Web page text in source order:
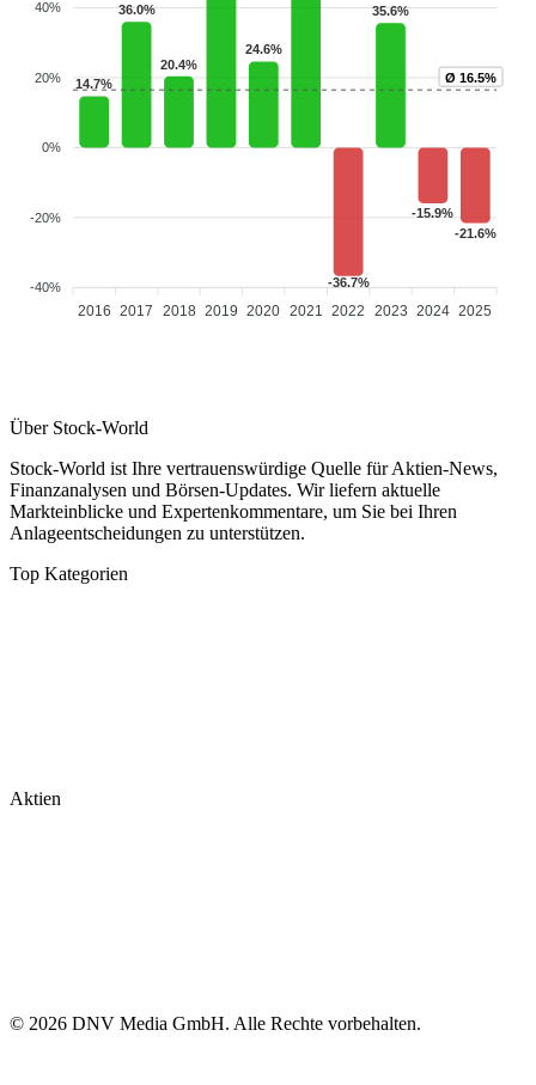
40%
20%
0%
-20%
-40%
14.7%
36.0%
20.4%
24.6%
-36.7%
35.6%
-15.9%
-21.6%
2016 2017 2018 2019 2020 2021 2022 2023 2024 2025
Ø 16.5%
Über Stock-World
Stock-World ist Ihre vertrauenswürdige Quelle für Aktien-News,
Finanzanalysen und Börsen-Updates. Wir liefern aktuelle
Markteinblicke und Expertenkommentare, um Sie bei Ihren
Anlageentscheidungen zu unterstützen.
Top Kategorien
Aktien
© 2026 DNV Media GmbH. Alle Rechte vorbehalten.